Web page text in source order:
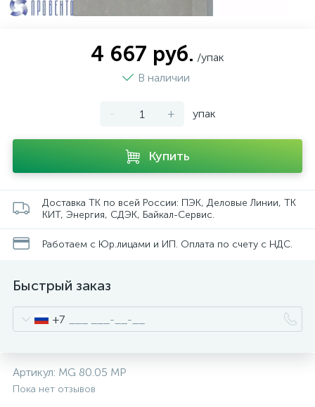
4 667 руб. /упак
В наличии
- + упак
Купить
Доставка ТК по всей России: ПЭК, Деловые Линии, ТК
КИТ, Энергия, СДЭК, Байкал-Сервис.
Работаем с Юр.лицами и ИП. Оплата по счету с НДС.
Быстрый заказ
+7
Артикул: MG 80.05 MP
Пока нет отзывов